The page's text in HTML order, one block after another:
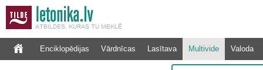
Enciklopēdijas Vārdnīcas Lasītava Multivide Valoda